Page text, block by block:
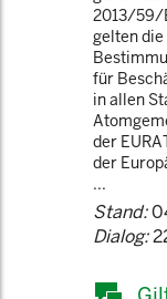
2013/59/
gelten
für
in allen
der
der
...
Stand:
Dialog: